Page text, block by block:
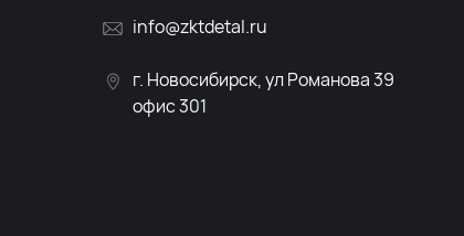
info@zktdetal.ru
г. Новосибирск, ул Романова 39
офис 301